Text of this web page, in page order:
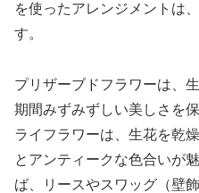
を使ったアレンジメントは
す。
プリザーブドフラワーは、
期間みずみずしい美しさを
ライフラワーは、生花を乾
とアンティークな色合いが
ば、リースやスワッグ（壁